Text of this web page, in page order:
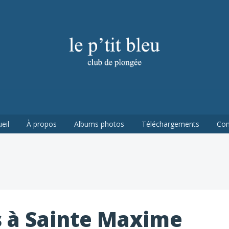
DE-GALAURE
À propos Albums photos Téléchargements
à Sainte Maxime